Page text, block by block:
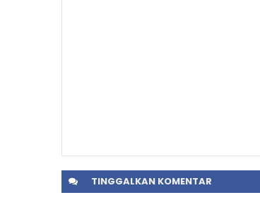
TINGGALKAN KOMENTAR